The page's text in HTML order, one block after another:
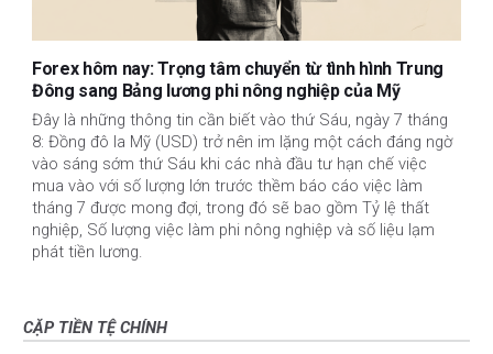
Forex hôm nay: Trọng tâm chuyển từ tình hình Trung
Đông sang Bảng lương phi nông nghiệp của Mỹ
Đây là những thông tin cần biết vào thứ Sáu, ngày 7 tháng
8: Đồng đô la Mỹ (USD) trở nên im lặng một cách đáng ngờ
vào sáng sớm thứ Sáu khi các nhà đầu tư hạn chế việc
mua vào với số lượng lớn trước thềm báo cáo việc làm
tháng 7 được mong đợi, trong đó sẽ bao gồm Tỷ lệ thất
nghiệp, Số lượng việc làm phi nông nghiệp và số liệu lạm
phát tiền lương.
CẶP TIỀN TỆ CHÍNH